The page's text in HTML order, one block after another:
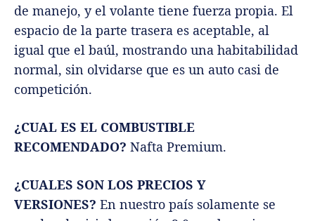
de manejo, y el volante tiene fuerza propia. El
espacio de la parte trasera es aceptable, al
igual que el baúl, mostrando una habitabilidad
normal, sin olvidarse que es un auto casi de
competición.
¿CUAL ES EL COMBUSTIBLE
RECOMENDADO? Nafta Premium.
¿CUALES SON LOS PRECIOS Y
VERSIONES? En nuestro país solamente se